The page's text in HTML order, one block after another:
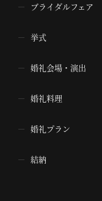
ブライダルフェア
挙式
婚礼会場・演出
婚礼料理
婚礼プラン
結納